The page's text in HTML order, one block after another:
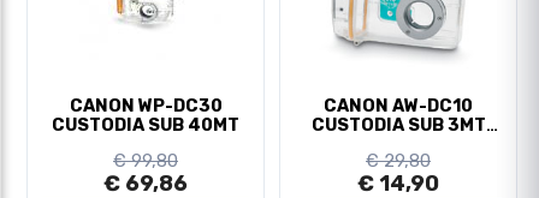
CANON WP-DC30
CUSTODIA SUB 40MT
€ 99,80
€ 69,86
CANON AW-DC10
CUSTODIA SUB 3MT
€ 29,80
€ 14,90